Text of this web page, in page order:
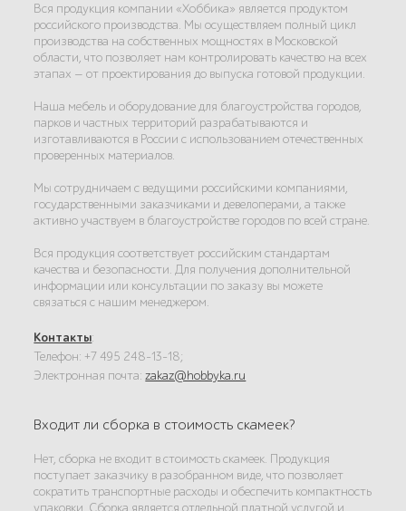
Вся продукция компании «Хоббика» является продуктом
российского производства. Мы осуществляем полный цикл
производства на собственных мощностях в Московской
области, что позволяет нам контролировать качество на всех
этапах — от проектирования до выпуска готовой продукции.
Наша мебель и оборудование для благоустройства городов,
парков и частных территорий разрабатываются и
изготавливаются в России с использованием отечественных
проверенных материалов.
Мы сотрудничаем с ведущими российскими компаниями,
государственными заказчиками и девелоперами, а также
активно участвуем в благоустройстве городов по всей стране.
Вся продукция соответствует российским стандартам
качества и безопасности. Для получения дополнительной
информации или консультации по заказу вы можете
связаться с нашим менеджером.
Контакты:
Телефон: +7 495 248-13-18;
Электронная почта:zakaz@hobbyka.ru
Входит ли сборка в стоимость скамеек?
Нет, сборка не входит в стоимость скамеек. Продукция
поступает заказчику в разобранном виде, что позволяет
сократить транспортные расходы и обеспечить компактность
упаковки. Сборка является отдельной платной услугой и